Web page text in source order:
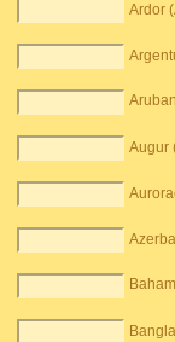
Ardor
Augur